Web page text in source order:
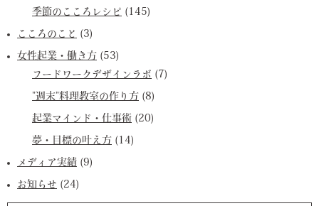
季節のこころレシピ (145)
こころのこと (3)
女性起業・働き方 (53)
フードワークデザインラボ (7)
”週末”料理教室の作り方 (8)
起業マインド・仕事術 (20)
夢・目標の叶え方 (14)
メディア実績 (9)
お知らせ (24)